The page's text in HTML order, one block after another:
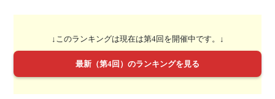
↓このランキングは現在は第4回を開催中です。↓
最新（第4回）のランキングを見る